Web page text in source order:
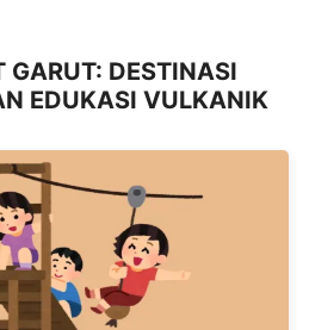
DESTINASI
EDUKASI VULKANIK